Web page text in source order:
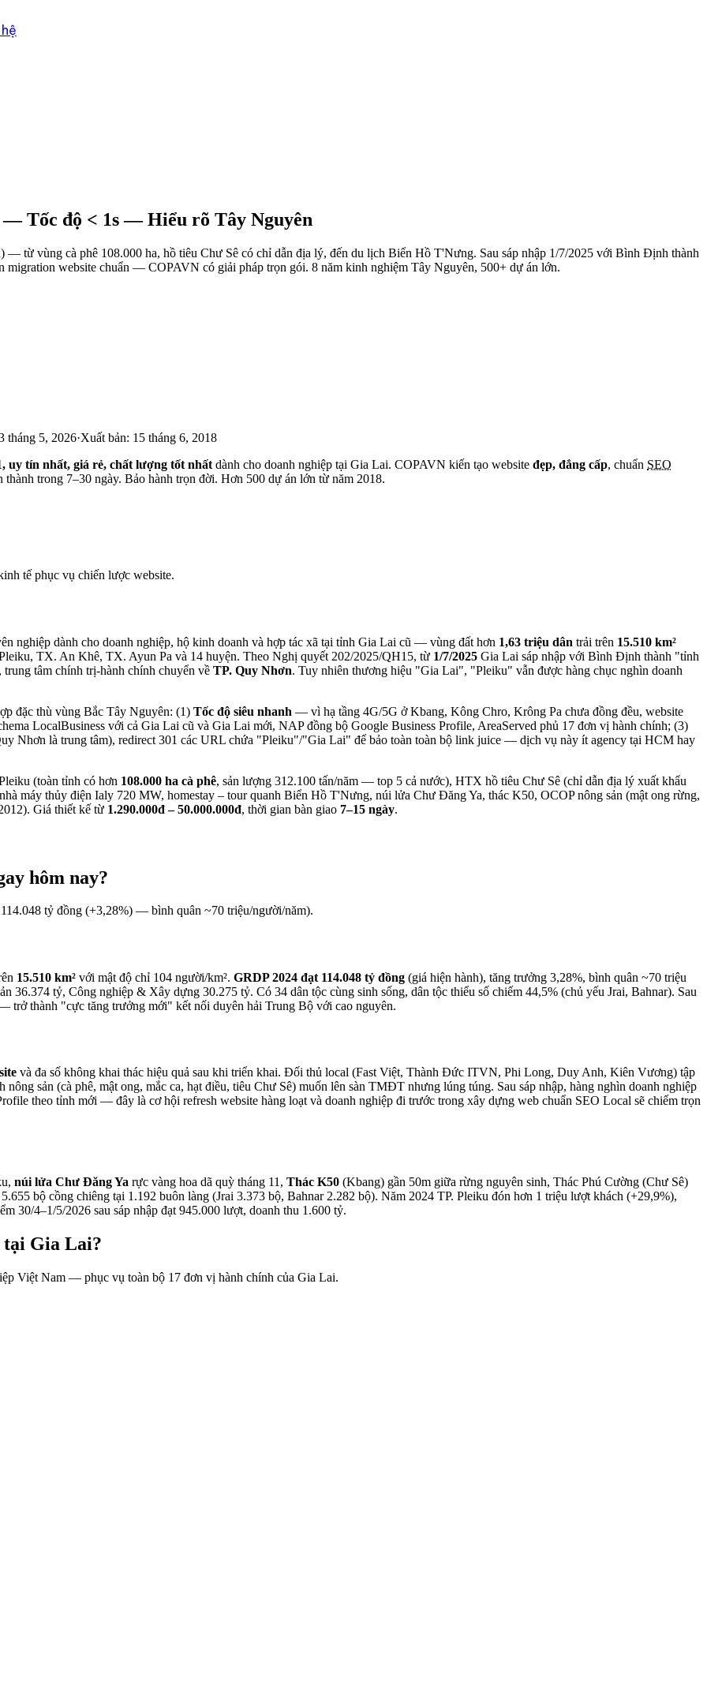
— Tốc độ < 1s — Hiểu rõ Tây Nguyên
từ vùng cà phê 108.000 ha, hồ tiêu Chư Sê có chỉ dẫn địa lý, đến du lịch Biển Hồ T'Nưng. Sau sáp nhập 1/7/2025 với Bình Định thành
website chuẩn — COPAVN có giải pháp trọn gói. 8 năm kinh nghiệm Tây Nguyên, 500+ dự án lớn.
tháng 5, 2026·Xuất bản: 15 tháng 6, 2018
uy tín nhất, giá rẻ, chất lượng tốt nhất dành cho doanh nghiệp tại Gia Lai. COPAVN kiến tạo website đẹp, đẳng cấp, chuẩn SEO
thành trong 7–30 ngày. Bảo hành trọn đời. Hơn 500 dự án lớn từ năm 2018.
tế phục vụ chiến lược website.
nghiệp dành cho doanh nghiệp, hộ kinh doanh và hợp tác xã tại tỉnh Gia Lai cũ — vùng đất hơn 1,63 triệu dân trải trên 15.510 km²
TX. An Khê, TX. Ayun Pa và 14 huyện. Theo Nghị quyết 202/2025/QH15, từ 1/7/2025 Gia Lai sáp nhập với Bình Định thành "tỉnh
tâm chính trị-hành chính chuyển về TP. Quy Nhơn. Tuy nhiên thương hiệu "Gia Lai", "Pleiku" vẫn được hàng chục nghìn doanh
đặc thù vùng Bắc Tây Nguyên: (1) Tốc độ siêu nhanh — vì hạ tầng 4G/5G ở Kbang, Kông Chro, Krông Pa chưa đồng đều, website
LocalBusiness với cả Gia Lai cũ và Gia Lai mới, NAP đồng bộ Google Business Profile, AreaServed phủ 17 đơn vị hành chính; (3)
Nhơn là trung tâm), redirect 301 các URL chứa "Pleiku"/"Gia Lai" để bảo toàn toàn bộ link juice — dịch vụ này ít agency tại HCM hay
(toàn tỉnh có hơn 108.000 ha cà phê, sản lượng 312.100 tấn/năm — top 5 cả nước), HTX hồ tiêu Chư Sê (chỉ dẫn địa lý xuất khẩu
máy thủy điện Ialy 720 MW, homestay – tour quanh Biển Hồ T'Nưng, núi lửa Chư Đăng Ya, thác K50, OCOP nông sản (mật ong rừng,
Giá thiết kế từ 1.290.000đ – 50.000.000đ, thời gian bàn giao 7–15 ngày.
hôm nay?
114.048 tỷ đồng (+3,28%) — bình quân ~70 triệu/người/năm).
15.510 km² với mật độ chỉ 104 người/km². GRDP 2024 đạt 114.048 tỷ đồng (giá hiện hành), tăng trưởng 3,28%, bình quân ~70 triệu
36.374 tỷ, Công nghiệp & Xây dựng 30.275 tỷ. Có 34 dân tộc cùng sinh sống, dân tộc thiểu số chiếm 44,5% (chủ yếu Jrai, Bahnar). Sau
thành "cực tăng trưởng mới" kết nối duyên hải Trung Bộ với cao nguyên.
và đa số không khai thác hiệu quả sau khi triển khai. Đối thủ local (Fast Việt, Thành Đức ITVN, Phi Long, Duy Anh, Kiên Vương) tập
sản (cà phê, mật ong, mắc ca, hạt điều, tiêu Chư Sê) muốn lên sàn TMĐT nhưng lúng túng. Sau sáp nhập, hàng nghìn doanh nghiệp
theo tỉnh mới — đây là cơ hội refresh website hàng loạt và doanh nghiệp đi trước trong xây dựng web chuẩn SEO Local sẽ chiếm trọn
núi lửa Chư Đăng Ya rực vàng hoa dã quỳ tháng 11, Thác K50 (Kbang) gần 50m giữa rừng nguyên sinh, Thác Phú Cường (Chư Sê)
bộ cồng chiêng tại 1.192 buôn làng (Jrai 3.373 bộ, Bahnar 2.282 bộ). Năm 2024 TP. Pleiku đón hơn 1 triệu lượt khách (+29,9%),
30/4–1/5/2026 sau sáp nhập đạt 945.000 lượt, doanh thu 1.600 tỷ.
tại Gia Lai?
Việt Nam — phục vụ toàn bộ 17 đơn vị hành chính của Gia Lai.